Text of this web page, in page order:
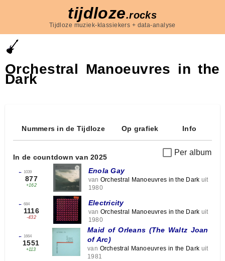
tijdloze.rocks
Tijdloze muziek-klassiekers + data-analyse
Orchestral Manoeuvres in the
Dark
Nummers in de Tijdloze Op grafiek Info
Per album
In de countdown van 2025
← 1039
877
+162
Enola Gay
van Orchestral Manoeuvres in the Dark uit
1980
← 684
1116
-432
Electricity
van Orchestral Manoeuvres in the Dark uit
1980
← 1664
1551
+113
Maid of Orleans (The Waltz Joan
of Arc)
van Orchestral Manoeuvres in the Dark uit
1981